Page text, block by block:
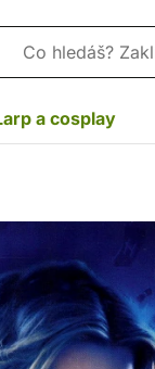
Vyhledávání
a cosplay